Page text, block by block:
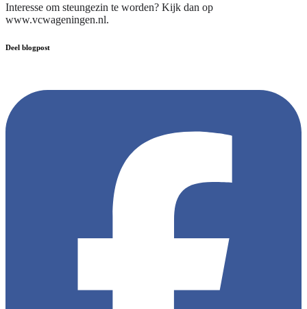
Interesse om steungezin te worden? Kijk dan op
www.vcwageningen.nl.
Deel blogpost